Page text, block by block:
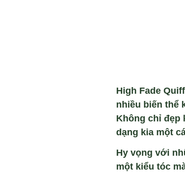
High Fade Quiff
nhiều biến thể
Không chỉ đẹp
dạng kia một
Hy vọng với
một kiểu tóc